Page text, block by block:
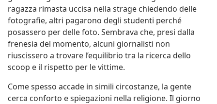
ragazza rimasta uccisa nella strage chiedendo delle
fotografie, altri pagarono degli studenti perché
posassero per delle foto. Sembrava che, presi dalla
frenesia del momento, alcuni giornalisti non
riuscissero a trovare l’equilibrio tra la ricerca dello
scoop e il rispetto per le vittime.
Come spesso accade in simili circostanze, la gente
cerca conforto e spiegazioni nella religione. Il giorno